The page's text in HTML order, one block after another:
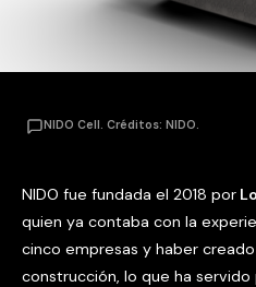
NIDO Cell. Créditos: NIDO.
NIDO fue fundada el 2018 por
quien ya contaba con la
cinco empresas y haber
construcción, lo que ha